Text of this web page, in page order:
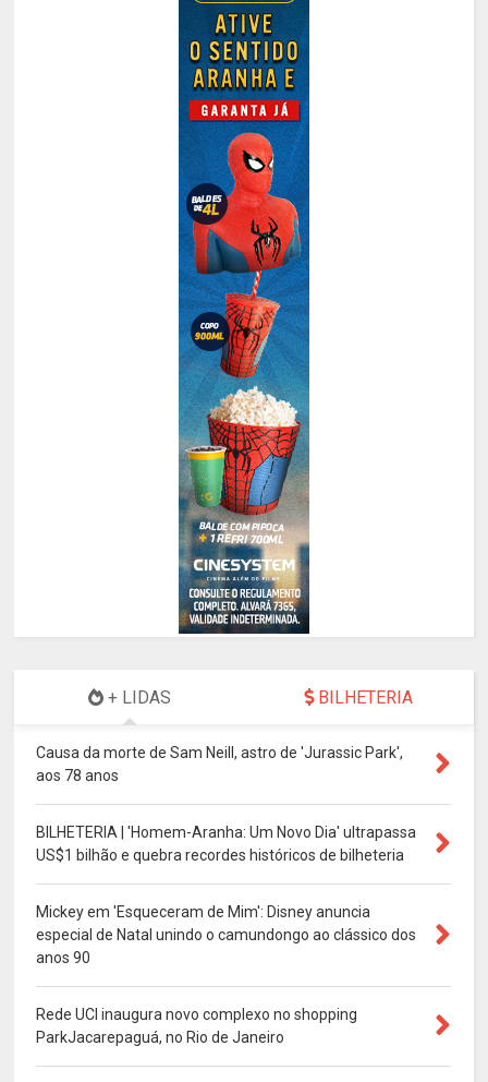
+ LIDAS BILHETERIA
Causa da morte de Sam Neill, astro de 'Jurassic Park',
aos 78 anos
BILHETERIA | 'Homem-Aranha: Um Novo Dia' ultrapassa
US$1 bilhão e quebra recordes históricos de bilheteria
Mickey em 'Esqueceram de Mim': Disney anuncia
especial de Natal unindo o camundongo ao clássico dos
anos 90
Rede UCI inaugura novo complexo no shopping
ParkJacarepaguá, no Rio de Janeiro